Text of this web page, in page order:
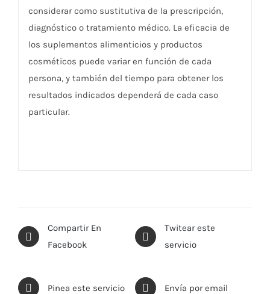
considerar como sustitutiva de la prescripción,
diagnóstico o tratamiento médico. La eficacia de
los suplementos alimenticios y productos
cosméticos puede variar en función de cada
persona, y también del tiempo para obtener los
resultados indicados dependerá de cada caso
particular.
Compartir En
Facebook
Twitear este
servicio
Pinea este servicio Envía por email